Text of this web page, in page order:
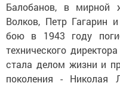
Балобанов, в мирной
Волков, Петр Гагарин
бою в 1943 году
технического
стала делом жизни и
поколения - Николая